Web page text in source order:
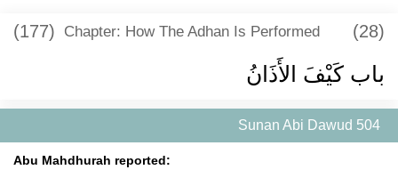
(177) Chapter: How The Adhan Is Performed (28)
باب كَيْفَ الأَذَانُ
Sunan Abi Dawud 504
Abu Mahdhurah reported: